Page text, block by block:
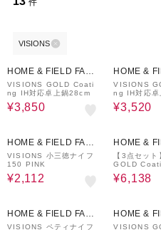
VISIONS
HOME & FIELD FACT
ORY STORE
VISIONS GOLD Coati
ng IH対応卓上鍋28cm
¥3,850
HOME &
ORY
VISIONS
ng IH対応卓
¥3,520
HOME & FIELD FACT
ORY STORE
VISIONS 小三徳ナイフ
150 PINK
¥2,112
HOME &
ORY
【3点セッ
GOLD
クックウェ
¥6,138
HOME & FIELD FACT
ORY STORE
VISIONS ペティナイフ
HOME &
ORY
VISIONS